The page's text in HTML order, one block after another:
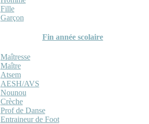
Fille
Garçon
Fin année scolaire
Maîtresse
Maître
Atsem
AESH/AVS
Nounou
Crèche
Prof de Danse
Entraineur de Foot